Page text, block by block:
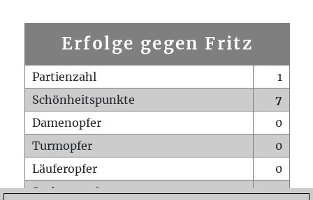
Erfolge gegen Fritz
Partienzahl
1
Schönheitspunkte
7
Damenopfer
0
Turmopfer
0
Läuferopfer
0
Springeropfer
0